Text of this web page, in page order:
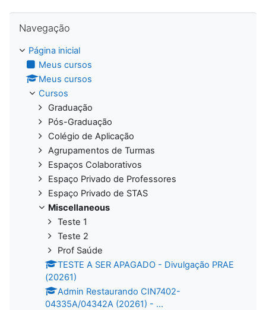
Navegação
Página inicial
Meus cursos
Meus cursos
Cursos
Graduação
Pós-Graduação
Colégio de Aplicação
Agrupamentos de Turmas
Espaços Colaborativos
Espaço Privado de Professores
Espaço Privado de STAS
Miscellaneous
Teste 1
Teste 2
Prof Saúde
TESTE A SER APAGADO - Divulgação PRAE
(20261)
Admin Restaurando CIN7402-
04335A/04342A (20261) - ...